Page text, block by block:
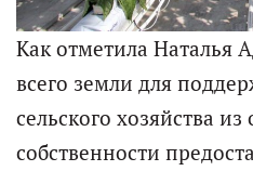
Как отметила Наталья
всего земли для
сельского хозяйства из
собственности